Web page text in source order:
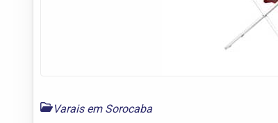
Varais em Sorocaba